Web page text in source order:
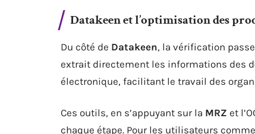
Datakeen et l’optimisation des
Du côté de Datakeen, la vérification passe
extrait directement les informations des
électronique, facilitant le travail des
Ces outils, en s’appuyant sur la MRZ et
chaque étape. Pour les utilisateurs